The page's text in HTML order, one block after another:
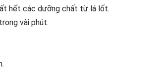
hết các dưỡng chất từ lá lốt.
vài phút.